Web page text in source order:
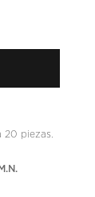
piezas.